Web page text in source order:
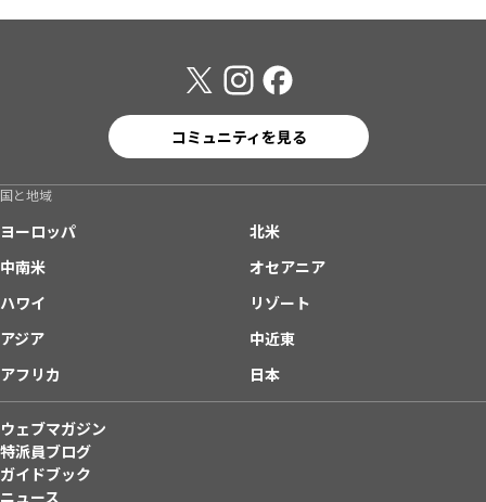
コミュニティを見る
国と地域
ヨーロッパ
北米
中南米
オセアニア
ハワイ
リゾート
アジア
中近東
アフリカ
日本
ウェブマガジン
特派員ブログ
ガイドブック
ニュース